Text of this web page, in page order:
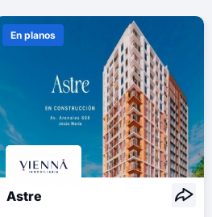
En planos
Astre